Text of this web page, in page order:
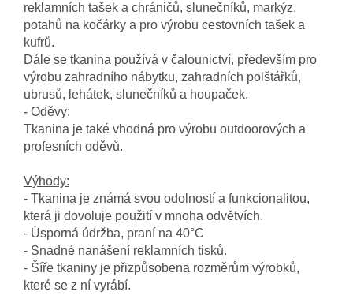
reklamních tašek a chráničů, slunečníků, markýz,
potahů na kočárky a pro výrobu cestovních tašek a
kufrů.
Dále se tkanina používá v čalounictví, především pro
výrobu zahradního nábytku, zahradních polštářků,
ubrusů, lehátek, slunečníků a houpaček.
- Oděvy:
Tkanina je také vhodná pro výrobu outdoorových a
profesních oděvů.
Výhody:
- Tkanina je známá svou odolností a funkcionalitou,
která ji dovoluje použití v mnoha odvětvích.
- Úsporná údržba, praní na 40°C
- Snadné nanášení reklamních tisků.
- Šíře tkaniny je přizpůsobena rozměrům výrobků,
které se z ní vyrábí.